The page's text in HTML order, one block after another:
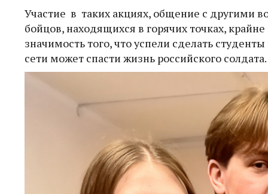
Участие в таких акциях, общение с другими
бойцов, находящихся в горячих точках,
значимость того, что успели сделать
сети может спасти жизнь российского солдата.